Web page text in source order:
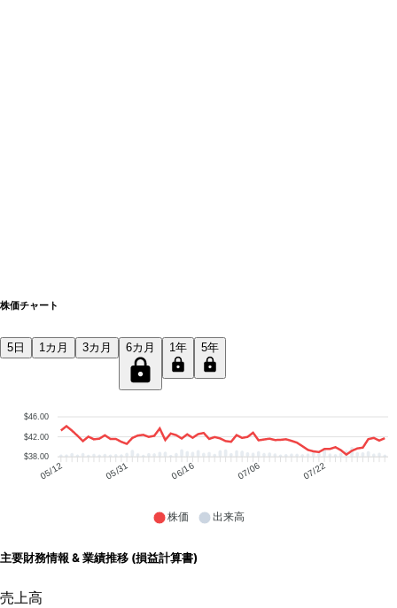
株価チャート
5日 1カ月 3カ月 6カ月 1年 5年
$46.00
$42.00
$38.00
05/12 05/31 06/16 07/06 07/22
株価 出来高
主要財務情報 & 業績推移 (損益計算書)
売上高